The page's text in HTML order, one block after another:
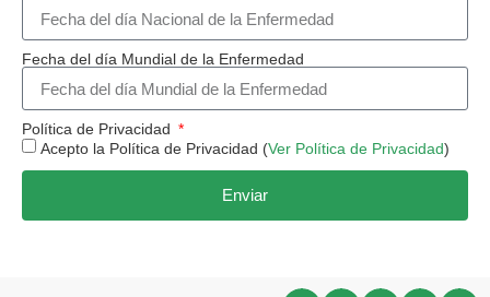
Fecha del día Mundial de la Enfermedad
Política de Privacidad
Acepto la Política de Privacidad (Ver Política de Privacidad)
Enviar